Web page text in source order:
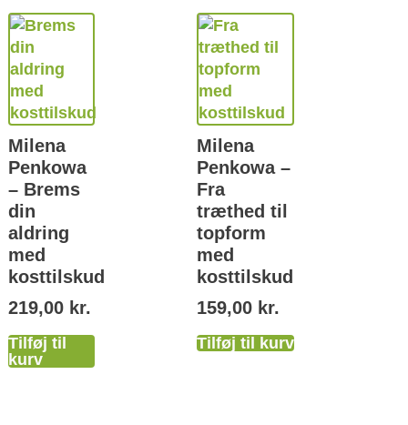
Milena
Penkowa
– Brems
din
aldring
med
kosttilskud
219,00 kr.
Tilføj til
kurv
Milena
Penkowa –
Fra
træthed til
topform
med
kosttilskud
159,00 kr.
Tilføj til kurv